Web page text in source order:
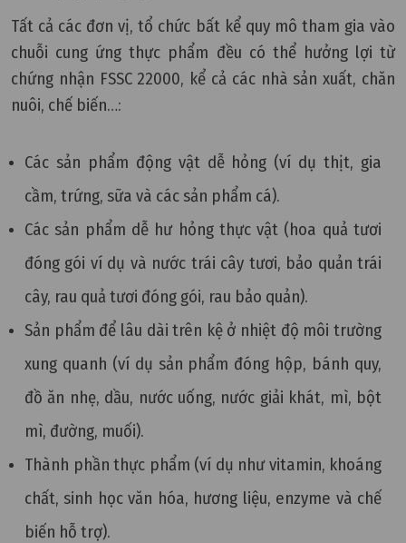
Tất cả các đơn vị, tổ chức bất kể quy mô tham gia vào
chuỗi cung ứng thực phẩm đều có thể hưởng lợi từ
chứng nhận FSSC 22000, kể cả các nhà sản xuất, chăn
nuôi, chế biến…:
Các sản phẩm động vật dễ hỏng (ví dụ thịt, gia
cầm, trứng, sữa và các sản phẩm cá).
Các sản phẩm dễ hư hỏng thực vật (hoa quả tươi
đóng gói ví dụ và nước trái cây tươi, bảo quản trái
cây, rau quả tươi đóng gói, rau bảo quản).
Sản phẩm để lâu dài trên kệ ở nhiệt độ môi trường
xung quanh (ví dụ sản phẩm đóng hộp, bánh quy,
đồ ăn nhẹ, dầu, nước uống, nước giải khát, mì, bột
mì, đường, muối).
Thành phần thực phẩm (ví dụ như vitamin, khoáng
chất, sinh học văn hóa, hương liệu, enzyme và chế
biến hỗ trợ).